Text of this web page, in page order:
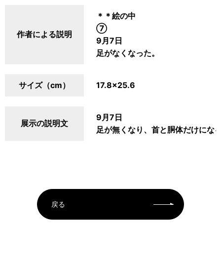
作者による説明
＊＊絵の中
⑦
9月7日
足がなくなった。
サイズ（cm） 17.8×25.6
展示の説明文
9月7日
足が無くなり、首と胴体だけにな
戻る